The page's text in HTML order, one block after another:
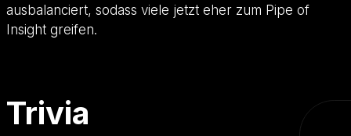
ausbalanciert, sodass viele jetzt eher zum Pipe of
Insight greifen.
Trivia